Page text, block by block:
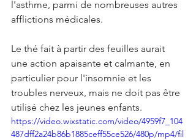
l'asthme, parmi de nombreuses autres
afflictions médicales.
Le thé fait à partir des feuilles aurait
une action apaisante et calmante, en
particulier pour l'insomnie et les
troubles nerveux, mais ne doit pas être
utilisé chez les jeunes enfants.
https://video.wixstatic.com/video/4959f7_104
487dff2a24b86b1885ceff55ce526/480p/mp4/fil